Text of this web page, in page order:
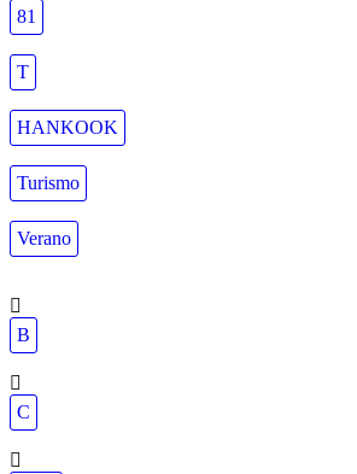
81
T
HANKOOK
Turismo
Verano
B
C